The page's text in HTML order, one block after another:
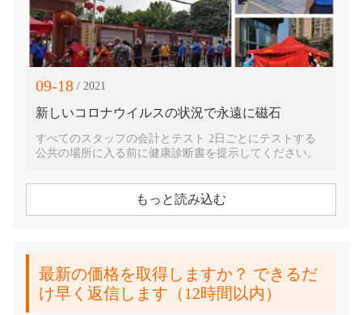
09-18 / 2021
新しいコロナウイルスの状況で永遠に磁石
すべてのスタッフの会計とテスト 2日ごとにテストする
公共の場所に入る前に健康診断書を提示してください。
もっと読み込む
最新の価格を取得しますか？ できるだ
け早く返信します（12時間以内）